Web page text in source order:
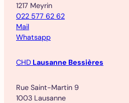
1217 Meyrin
022 577 62 62
Mail
Whatsapp
CHD Lausanne Bessières
Rue Saint-Martin 9
1003 Lausanne